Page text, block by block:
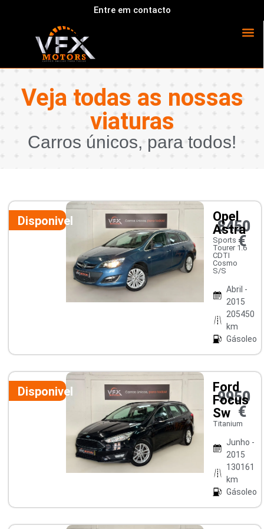
Entre em contacto
Veja todas as nossas
viaturas
Carros únicos, para todos!
Disponivel
Opel
Astra
Sports
Tourer 1.6
CDTI
Cosmo
S/S
Abril -
2015
205450
km
Gásoleo
8450
€
Disponivel
Ford
Focus
Sw
Titanium
Junho -
2015
130161
km
Gásoleo
9950
€